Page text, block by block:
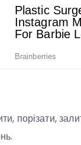
порізати,